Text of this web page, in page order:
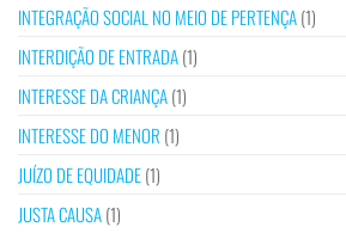
INTEGRAÇÃO SOCIAL NO MEIO DE PERTENÇA(1)
INTERDIÇÃO DE ENTRADA(1)
INTERESSE DA CRIANÇA(1)
INTERESSE DO MENOR (1)
JUÍZO DE EQUIDADE(1)
JUSTA CAUSA(1)